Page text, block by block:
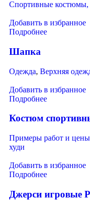
Спортивные костюмы,
Добавить в избранное
Подробнее
Шапка
Одежда, Верхняя
Добавить в избранное
Подробнее
Костюм
Примеры работ и цены
худи
Добавить в избранное
Подробнее
Джерси игровые